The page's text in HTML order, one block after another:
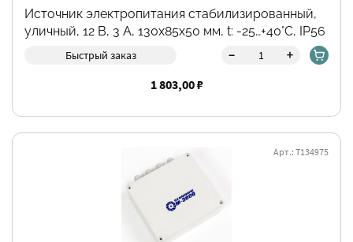
Источник электропитания стабилизированный,
уличный, 12 В, 3 А, 130х85х50 мм, t: -25…+40°С, IP56
Быстрый заказ - +
1 803,00 ₽
Арт.: Т134975